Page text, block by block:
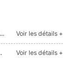
Voir les détails +
Voir les détails +